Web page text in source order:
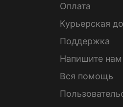
Оплата
Курьерская
Поддержка
Напишите нам
Вся помощь